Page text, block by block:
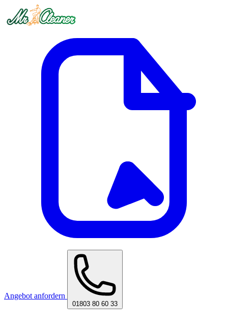
Angebot anfordern
01803 80 60 33